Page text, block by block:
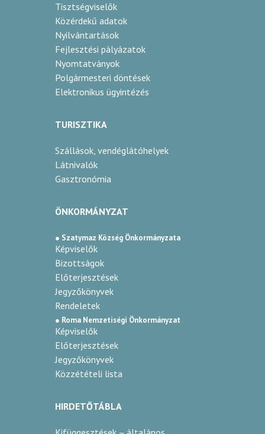
Tisztségviselők
Közérdekű adatok
Nyilvántartások
Fejlesztési pályázatok
Nyomtatványok
Polgármesteri döntések
Elektronikus ügyintézés
TURISZTIKA
Szállások, vendéglátóhelyek
Látnivalók
Gasztronómia
ÖNKORMÁNYZAT
● Szatymaz Község Önkormányzata
Képviselők
Bizottságok
Előterjesztések
Jegyzőkönyvek
Rendeletek
● Roma Nemzetiségi Önkormányzat
Képviselők
Előterjesztések
Jegyzőkönyvek
Közzétételi lista
HIRDETŐTÁBLA